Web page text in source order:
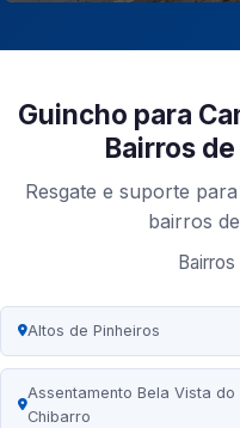
Guincho para
Bairros
Resgate e suporte
bairros
Altos de Pinheiros
Assentamento Bela Vista do
Chibarro